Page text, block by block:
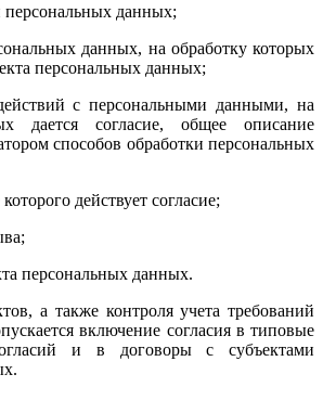
данных;
данных, на обработку которых
персональных данных;
с персональными данными, на
дается согласие, общее описание
способов обработки персональных
действует согласие;
персональных данных.
а также контроля учета требований
включение согласия в типовые
и в договоры с субъектами